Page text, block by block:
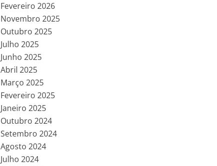
Fevereiro 2026
Novembro 2025
Outubro 2025
Julho 2025
Junho 2025
Abril 2025
Março 2025
Fevereiro 2025
Janeiro 2025
Outubro 2024
Setembro 2024
Agosto 2024
Julho 2024